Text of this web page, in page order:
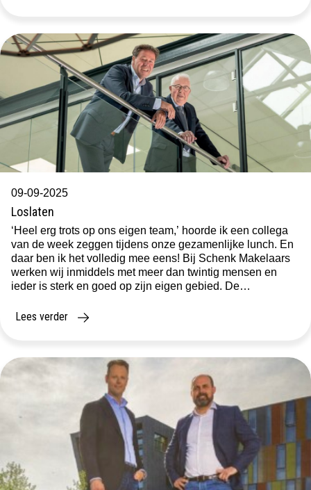
09-09-2025
Loslaten
‘Heel erg trots op ons eigen team,’ hoorde ik een collega
van de week zeggen tijdens onze gezamenlijke lunch. En
daar ben ik het volledig mee eens! Bij Schenk Makelaars
werken wij inmiddels met meer dan twintig mensen en
ieder is sterk en goed op zijn eigen gebied. De
Lees verder